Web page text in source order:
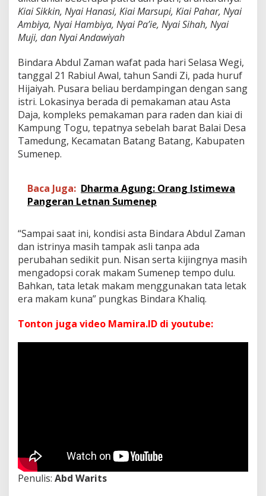
Kiai Sikkin, Nyai Hanasi, Kiai Marsupi, Kiai Pahar, Nyai
Ambiya, Nyai Hambiya, Nyai Pa’ie, Nyai Sihah, Nyai
Muji, dan Nyai Andawiyah
Bindara Abdul Zaman wafat pada hari Selasa Wegi,
tanggal 21 Rabiul Awal, tahun Sandi Zi, pada huruf
Hijaiyah. Pusara beliau berdampingan dengan sang
istri. Lokasinya berada di pemakaman atau Asta
Daja, kompleks pemakaman para raden dan kiai di
Kampung Togu, tepatnya sebelah barat Balai Desa
Tamedung, Kecamatan Batang Batang, Kabupaten
Sumenep.
Baca Juga: Dharma Agung: Orang Istimewa
Pangeran Letnan Sumenep
“Sampai saat ini, kondisi asta Bindara Abdul Zaman
dan istrinya masih tampak asli tanpa ada
perubahan sedikit pun. Nisan serta kijingnya masih
mengadopsi corak makam Sumenep tempo dulu.
Bahkan, tata letak makam menggunakan tata letak
era makam kuna” pungkas Bindara Khaliq.
Tonton juga video Mamira.ID di youtube:
Penulis: Abd Warits